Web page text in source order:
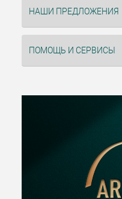
НАШИ ПРЕДЛОЖЕНИЯ
ПОМОЩЬ И СЕРВИСЫ